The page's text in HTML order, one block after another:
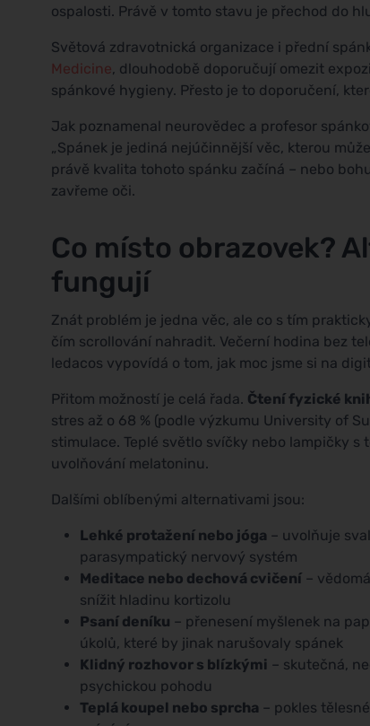
ospalosti. Právě v tomto stavu je přechod do
Světová zdravotnická organizace i přední
Medicine, dlouhodobě doporučují omezit
spánkové hygieny. Přesto je to doporučení,
Jak poznamenal neurovědec a profesor
„Spánek je jediná nejúčinnější věc, kterou
právě kvalita tohoto spánku začíná – nebo
zavřeme oči.
Co místo obrazovek?
fungují
Znát problém je jedna věc, ale co s tím
čím scrollování nahradit. Večerní hodina bez
ledacos vypovídá o tom, jak moc jsme si na
Přitom možností je celá řada. Čtení fyzické
stres až o 68 % (podle výzkumu University of
stimulace. Teplé světlo svíčky nebo lampičky
uvolňování melatoninu.
Dalšími oblíbenými alternativami jsou:
Lehké protažení nebo jóga – uvolňuje
parasympatický nervový systém
Meditace nebo dechová cvičení –
snížit hladinu kortizolu
Psaní deníku – přenesení myšlenek na
úkolů, které by jinak narušovaly spánek
Klidný rozhovor s blízkými – skutečná,
psychickou pohodu
Teplá koupel nebo sprcha – pokles